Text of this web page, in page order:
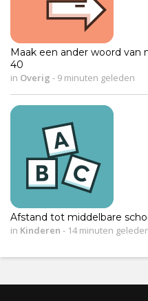
Maak een ander woord
40
in Overig - 9 minuten geleden
Afstand tot middelbare
in Kinderen - 14 minuten